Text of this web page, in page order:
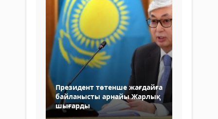
Президент төтенше жағдайға
байланысты арнайы Жарлық
шығарды